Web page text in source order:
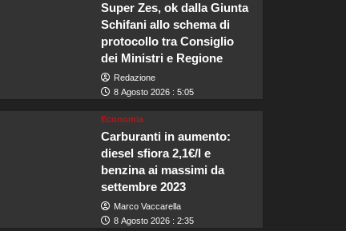
Super Zes, ok dalla Giunta
Schifani allo schema di
protocollo tra Consiglio
dei Ministri e Regione
Redazione
8 Agosto 2026 : 5:05
Economia
Carburanti in aumento:
diesel sfiora 2,1€/l e
benzina ai massimi da
settembre 2023
Marco Vaccarella
8 Agosto 2026 : 2:35